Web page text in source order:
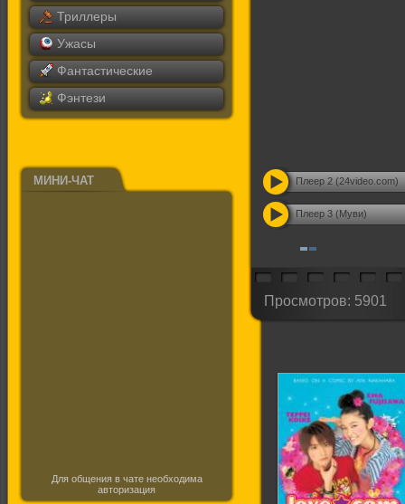
Триллеры
Ужасы
Фантастические
Фэнтези
МИНИ-ЧАТ
Для общения в чате необходима
авторизация
Плеер 2 (24video.com)
Плеер 3 (Муви)
Просмотров: 5901